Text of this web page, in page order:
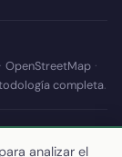
OpenStreetMap·
completa.
con datos
Castaño.
analizar el